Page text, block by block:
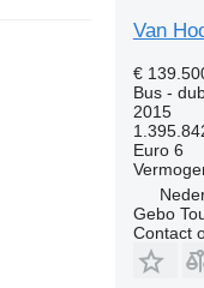
Van
€
Bus -
2015
Euro 6
Gebo
Contact